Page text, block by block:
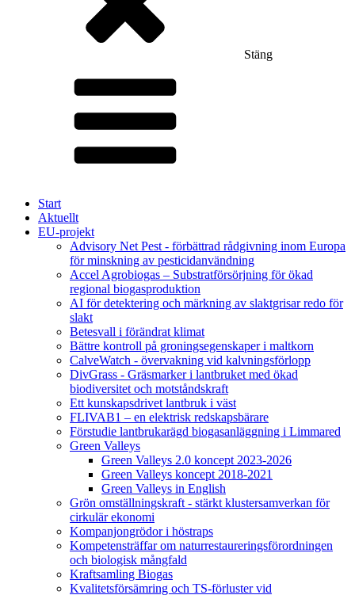
Stäng
Start
Aktuellt
EU-projekt
Advisory Net Pest - förbättrad rådgivning inom Europa
för minskning av pesticidanvändning
Accel Agrobiogas – Substratförsörjning för ökad
regional biogasproduktion
AI för detektering och märkning av slaktgrisar redo för
slakt
Betesvall i förändrat klimat
Bättre kontroll på groningsegenskaper i maltkorn
CalveWatch - övervakning vid kalvningsförlopp
DivGrass - Gräsmarker i lantbruket med ökad
biodiversitet och motståndskraft
Ett kunskapsdrivet lantbruk i väst
FLIVAB1 – en elektrisk redskapsbärare
Förstudie lantbrukarägd biogasanläggning i Limmared
Green Valleys
Green Valleys 2.0 koncept 2023-2026
Green Valleys koncept 2018-2021
Green Valleys in English
Grön omställningskraft - stärkt klustersamverkan för
cirkulär ekonomi
Kompanjongrödor i höstraps
Kompetensträffar om naturrestaureringsförordningen
och biologisk mångfald
Kraftsamling Biogas
Kvalitetsförsämring och TS-förluster vid